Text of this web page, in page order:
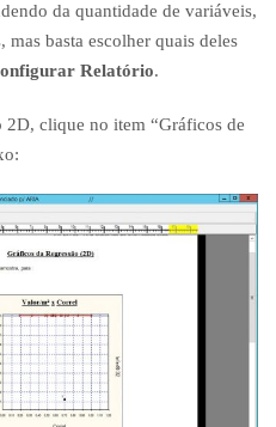
l
h
e
a
r
i
da quantidade de variáveis,
basta escolher quais deles
Relatório.
2D, clique no item “Gráficos de